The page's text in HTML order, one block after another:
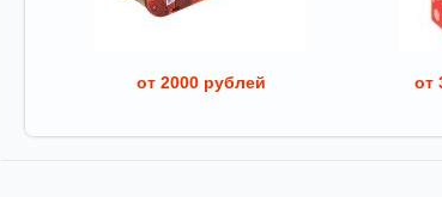
от 2000 рублей от